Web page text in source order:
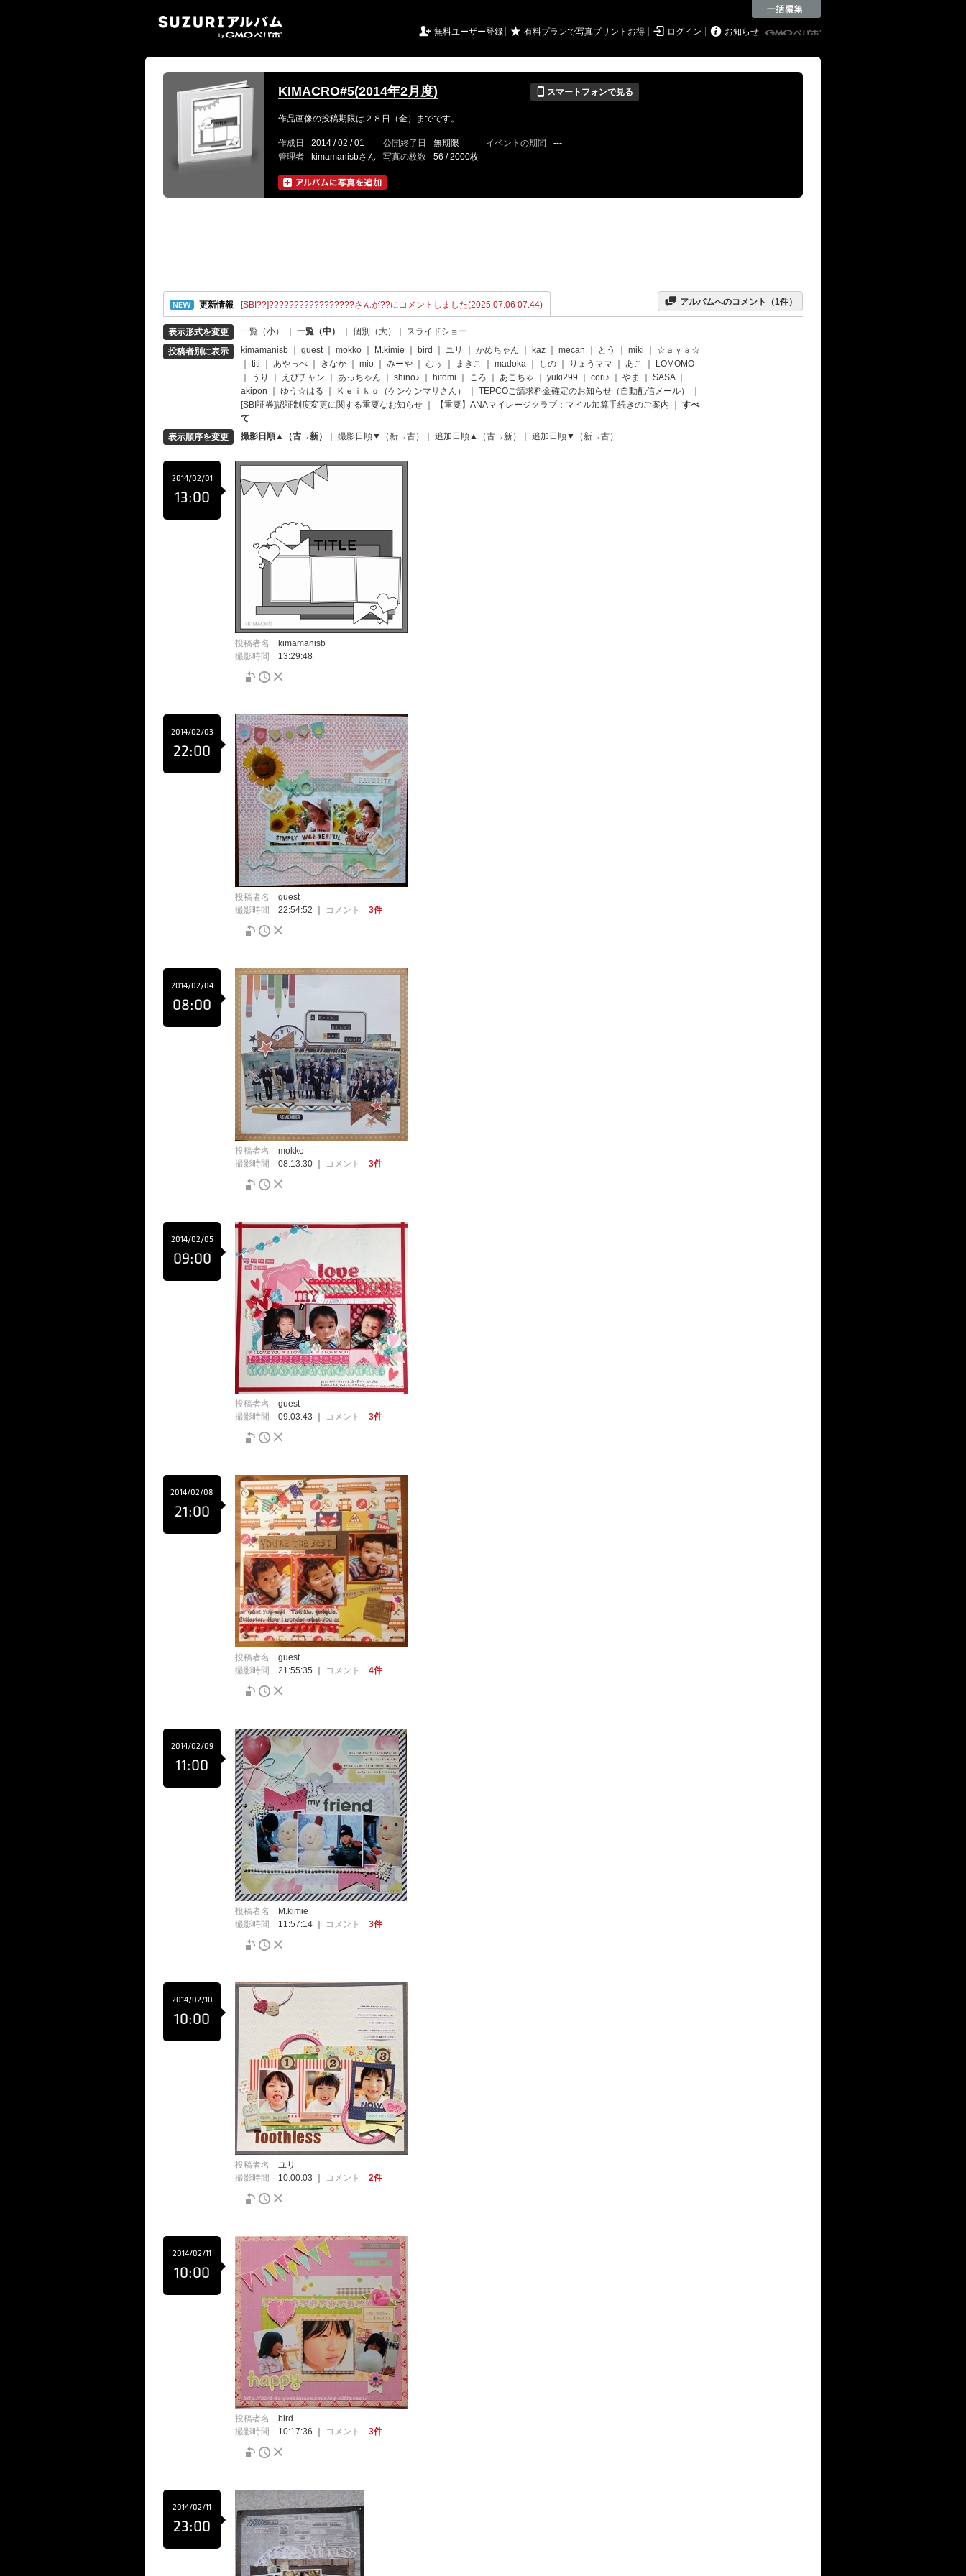
 無料ユーザー登録 ★ 有料プランで写真プリントお得  ログイン  お知らせ
KIMACRO#5(2014年2月度) 📱 スマートフォンで見る
作品画像の投稿期限は２８日（金）までです。
作成日 2014 / 02 / 01 公開終了日 無期限 イベントの期間
---
管理者
kimamanisbさん 写真の枚数 56 / 2000枚
更新情報 - [SBI??]?????????????????さんが??にコメントしました(2025.07.06 07:44)  アルバムへのコメント（1件）
表示形式を変更 一覧（小） 一覧（中） 個別（大）
スライドショー
投稿者別に表示
kimamanisb guest｜ mokko M.kimie bird ユリ かめちゃん kaz mecan とう miki
☆ａｙａ☆
titi あやっぺ きなか mio みーや むぅ まきこ madoka しの りょうママ あこ
LOMOMO
うり えびチャン あっちゃん shino♪ hitomi ころ あこちゃ yuki299 cori♪ やま SASA｜
akipon
ゆう☆はる Ｋｅｉｋｏ（ケンケンマサさん） TEPCOご請求料金確定のお知らせ（自動配信メール）
[SBI証券]認証制度変更に関する重要なお知らせ
【重要】ANAマイレージクラブ：マイル加算手続きのご案内
すべ
て
表示順序を変更
撮影日順▲（古→新） 撮影日順▼（新→古） 追加日順▲（古→新） 追加日順▼（新→古）
2014/02/01
13:00
投稿者名
kimamanisb
撮影時間
13:29:48
2014/02/03
22:00
投稿者名
guest
撮影時間
22:54:52 コメント 3件
2014/02/04
08:00
投稿者名
mokko
撮影時間
08:13:30 コメント 3件
2014/02/05
09:00
投稿者名
guest
撮影時間
09:03:43 コメント 3件
2014/02/08
21:00
投稿者名
guest
撮影時間
21:55:35 コメント 4件
2014/02/09
11:00
投稿者名
M.kimie
撮影時間
11:57:14 コメント 3件
2014/02/10
10:00
投稿者名
ユリ
撮影時間
10:00:03 コメント 2件
2014/02/11
10:00
投稿者名
bird
撮影時間
10:17:36 コメント 3件
2014/02/11
23:00